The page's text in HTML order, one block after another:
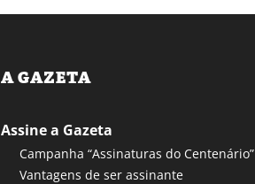
A GAZETA
Assine a Gazeta
Campanha “Assinaturas do Centenário”
Vantagens de ser assinante